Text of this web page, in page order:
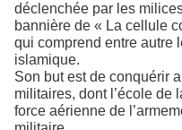
déclenchée par les
bannière de « La cellule
qui comprend entre autre
islamique.
Son but est de conquérir
militaires, dont l’école de
force aérienne de